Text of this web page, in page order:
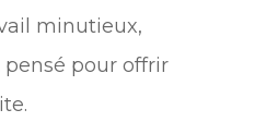
minutieux,
pour offrir